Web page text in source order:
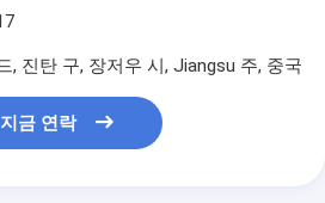
, 진탄 구, 장저우 시, Jiangsu 주, 중국
지금 연락